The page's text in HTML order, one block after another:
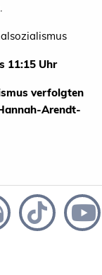
11:15 Uhr
verfolgten
Arendt-